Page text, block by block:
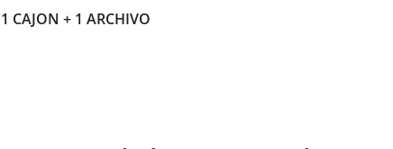
1 CAJON + 1 ARCHIVO